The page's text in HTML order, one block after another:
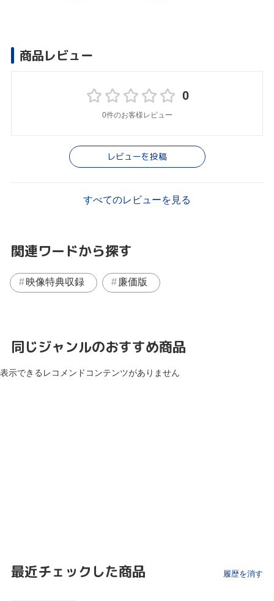
商品レビュー
0
0件のお客様レビュー
レビューを投稿
すべてのレビューを見る
関連ワードから探す
映像特典収録 廉価版
同じジャンルのおすすめ商品
表示できるレコメンドコンテンツがありません
最近チェックした商品 履歴を消す